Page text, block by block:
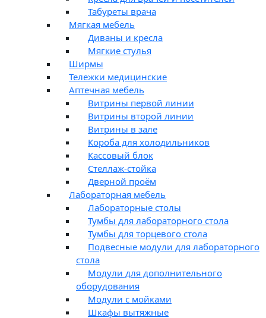
Табуреты врача
Мягкая мебель
Диваны и кресла
Мягкие стулья
Ширмы
Тележки медицинские
Аптечная мебель
Витрины первой линии
Витрины второй линии
Витрины в зале
Короба для холодильников
Кассовый блок
Стеллаж-стойка
Дверной проём
Лабораторная мебель
Лабораторные столы
Тумбы для лабораторного стола
Тумбы для торцевого стола
Подвесные модули для лабораторного
стола
Модули для дополнительного
оборудования
Модули с мойками
Шкафы вытяжные